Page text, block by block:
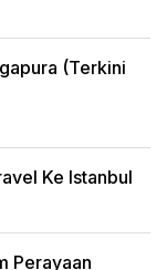
(terkini
Ke Istanbul
Perayaan